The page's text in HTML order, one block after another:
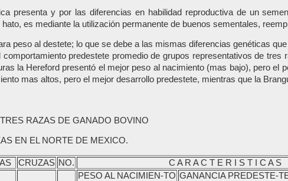
presenta y por las diferencias en habilidad reproductiva de un
es mediante la utilización permanente de buenos sementales,
peso al destete; lo que se debe a las mismas diferencias genéticas
predestete promedio de grupos representativos de
la Hereford presentó el mejor peso al nacimiento (mas bajo), pero el
mas altos, pero el mejor desarrollo predestete, mientras que la
RAZAS DE GANADO BOVINO
EN EL NORTE DE MEXICO.
CRUZAS NO.
C A R A C T E R I S T I C A S
PESO AL NACIMIEN-TO GANANCIA PREDESTE-